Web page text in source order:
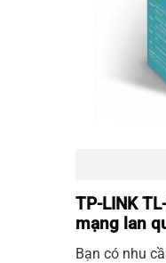
TP-LINK
mạng lan
Bạn có nhu